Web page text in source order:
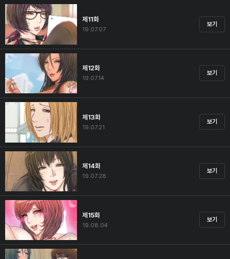
제11화
19.07.07
보기
제12화
19.07.14
보기
제13화
19.07.21
보기
제14화
19.07.28
보기
제15화
19.08.04
보기